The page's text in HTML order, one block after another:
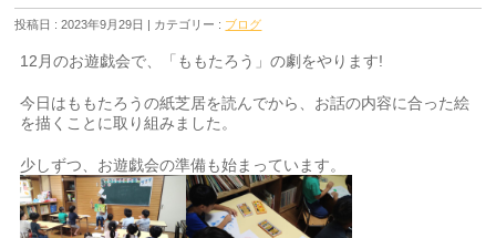
投稿日 : 2023年9月29日 | カテゴリー : ブログ
12月のお遊戯会で、「ももたろう」の劇をやります!
今日はももたろうの紙芝居を読んでから、お話の内容に合った絵
を描くことに取り組みました。
少しずつ、お遊戯会の準備も始まっています。